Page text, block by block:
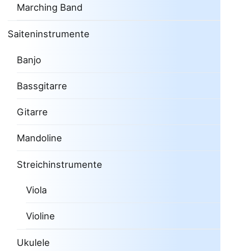
Marching Band
Saiteninstrumente
Banjo
Bassgitarre
Gitarre
Mandoline
Streichinstrumente
Viola
Violine
Ukulele